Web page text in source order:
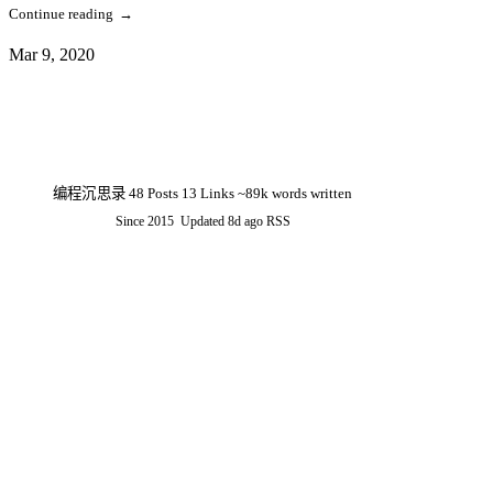
Continue reading →
Mar 9, 2020
编程沉思录 48 Posts 13 Links ~89k words written
Since 2015 Updated 8d ago RSS